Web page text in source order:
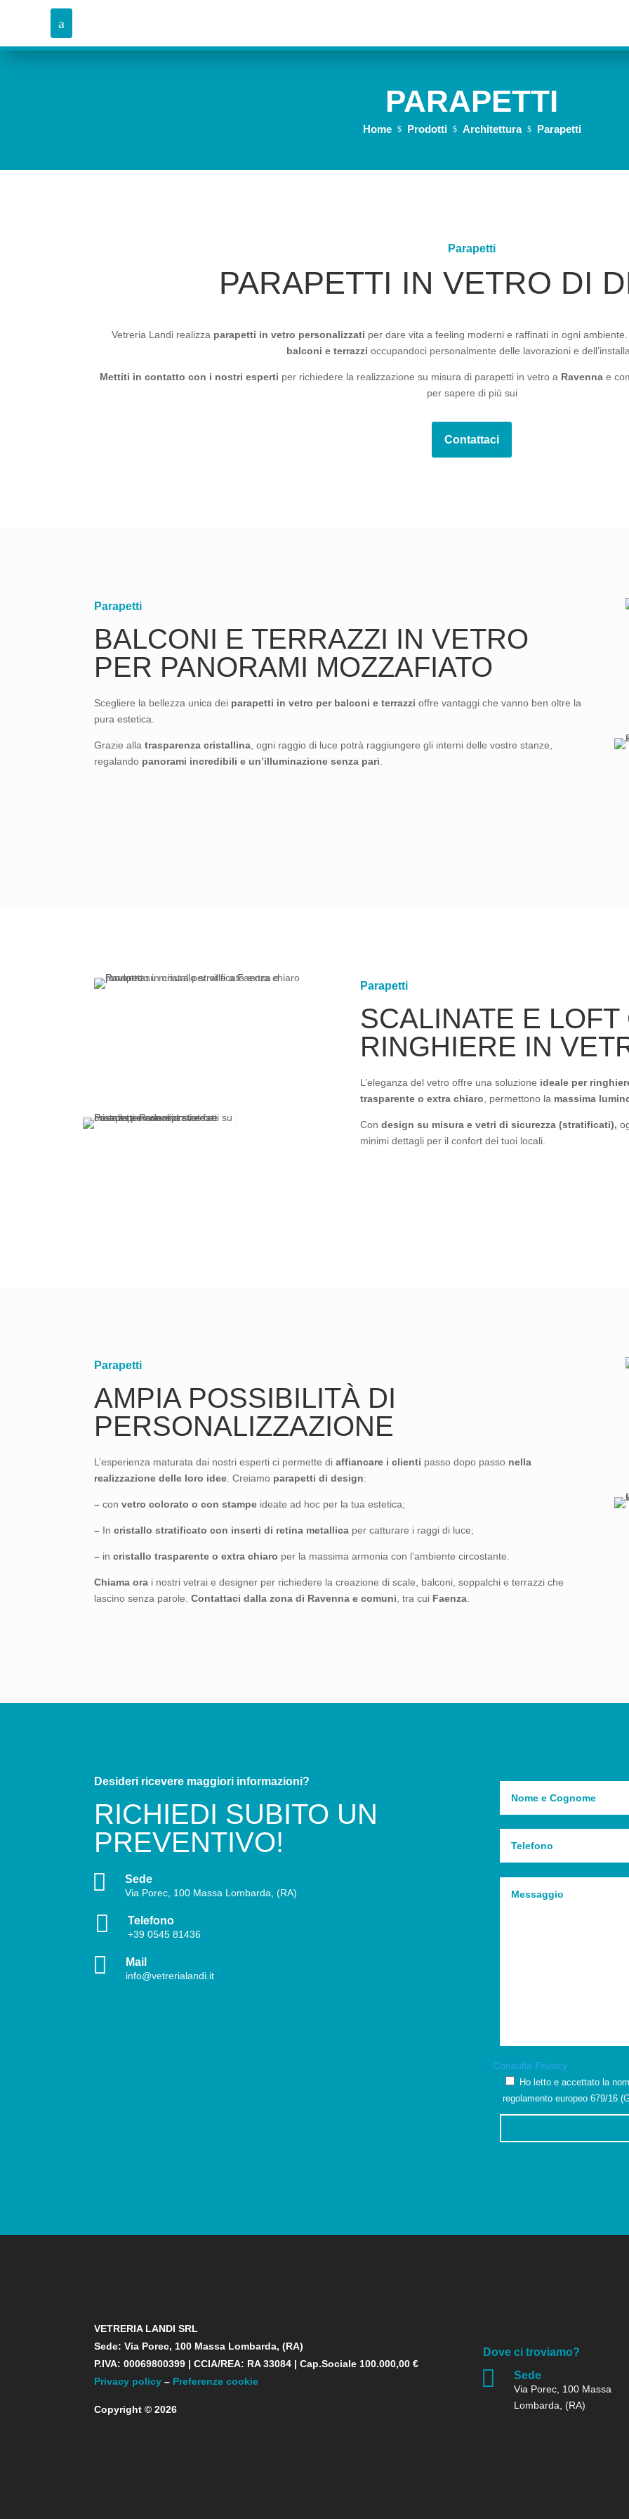
PARAPETTI
Home $ Prodotti $ Architettura $ Parapetti
Parapetti
PARAPETTI IN VETRO DI
Vetreria Landi realizza parapetti in vetro personalizzati per dare vita a feeling moderni e raffinati in ogni
balconi e terrazzi occupandoci personalmente delle lavorazioni e
Mettiti in contatto con i nostri esperti per richiedere la realizzazione su misura di parapetti in vetro a Ravennae
per sapere di più sui
Contattaci
Parapetti
BALCONI E TERRAZZI IN VETRO
PER PANORAMI MOZZAFIATO
Scegliere la bellezza unica dei parapetti in vetro per balconi e terrazzi offre vantaggi che vanno ben oltre la
pura estetica.
Grazie allatrasparenza cristallina , ogni raggio di luce potrà raggiungere gli interni delle vostre stanze,
regalando panorami incredibili e un’illuminazione senza pari
Parapetti
SCALINATE E LOFT
RINGHIERE IN
L’eleganza del vetro offre una soluzione ideale per
trasparente o extra chiaro , permettono la massima
Con design su misura e vetri di sicurezza (stratificati),
minimi dettagli per il confort dei tuoi locali.
Parapetti
AMPIA POSSIBILITÀ DI
PERSONALIZZAZIONE
L’esperienza maturata dai nostri esperti ci permette diaffiancare i clienti passo dopo passo nella
realizzazione delle loro idee . Creiamo parapetti di design:
– convetro colorato o con stampe ideate ad hoc per la tua estetica;
– Incristallo stratificato con inserti di retina metallica per catturare i raggi di luce;
– incristallo trasparente o extra chiaro per la massima armonia con l’ambiente circostante.
Chiama ora i nostri vetrai e designer per richiedere la creazione di scale, balconi, soppalchi e terrazzi che
lascino senza parole.Contattaci dalla zona di Ravenna e comuni , tra cui Faenza
Desideri ricevere maggiori informazioni?
RICHIEDI SUBITO UN
PREVENTIVO!
 Sede
Via Porec, 100 Massa Lombarda, (RA)
 Telefono
+39 0545 81436
 Mail
info@vetrerialandi.it
Consulta Privacy
Ho letto e accettato la
regolamento europeo 679/16
VETRERIA LANDI SRL
Sede: Via Porec, 100 Massa Lombarda, (RA)
P.IVA: 00069800399 | CCIA/REA: RA 33084 | Cap.Sociale 100.000,00 €
Privacy policy – Preferenze cookie
Copyright © 2026
Dove ci troviamo?
 Sede
Via Porec, 100 Massa
Lombarda, (RA)